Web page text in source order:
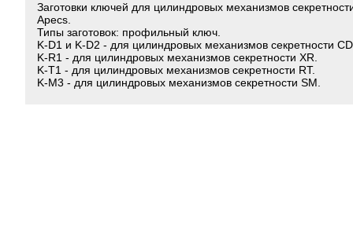
Заготовки ключей для цилиндровых механизмов
Apecs.
Типы заготовок: профильный ключ.
K-D1 и K-D2 - для цилиндровых механизмов секретности
K-R1 - для цилиндровых механизмов секретности XR.
K-T1 - для цилиндровых механизмов секретности RT.
K-M3 - для цилиндровых механизмов секретности SM.